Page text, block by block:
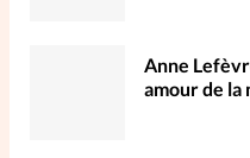
Anne
amour de la